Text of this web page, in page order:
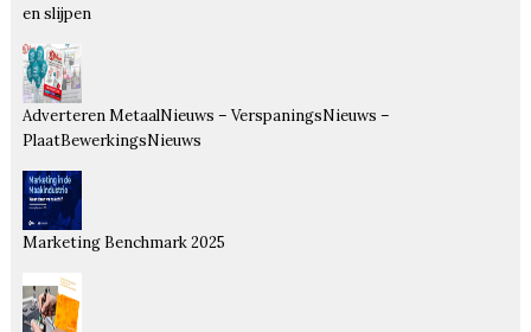
en slijpen
Adverteren MetaalNieuws – VerspaningsNieuws –
PlaatBewerkingsNieuws
Marketing Benchmark 2025